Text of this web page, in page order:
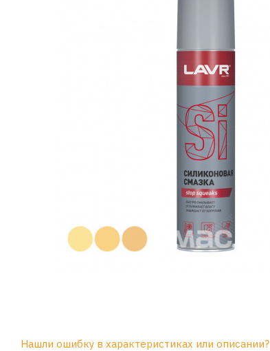
Нашли ошибку в характеристиках или описании?